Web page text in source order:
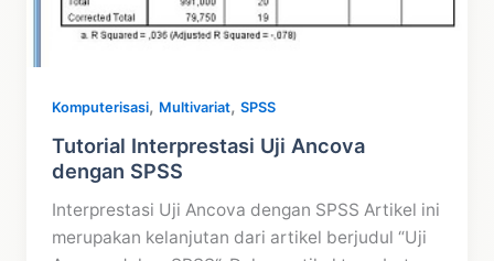
Komputerisasi, Multivariat,SPSS
Tutorial Interprestasi Uji Ancova
dengan SPSS
Interprestasi Uji Ancova dengan SPSS Artikel ini
merupakan kelanjutan dari artikel berjudul “Uji